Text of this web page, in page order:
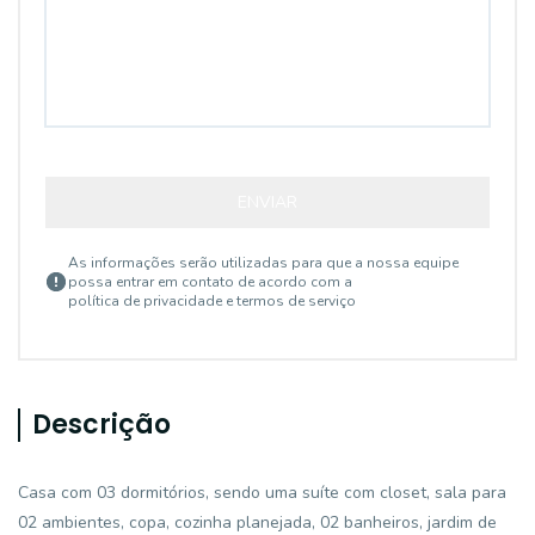
As informações serão utilizadas para que a nossa equipe
possa entrar em contato de acordo com a
política de privacidade e termos de serviço
Descrição
Casa com 03 dormitórios, sendo uma suíte com closet, sala para
02 ambientes, copa, cozinha planejada, 02 banheiros, jardim de